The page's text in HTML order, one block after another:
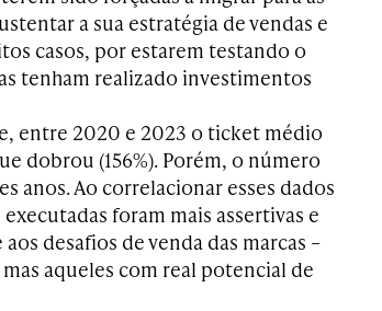
a sua estratégia de vendas e
casos, por estarem testando o
tenham realizado investimentos
entre 2020 e 2023 o ticket médio
dobrou (156%). Porém, o número
anos. Ao correlacionar esses dados
foram mais assertivas e
desafios de venda das marcas –
aqueles com real potencial de